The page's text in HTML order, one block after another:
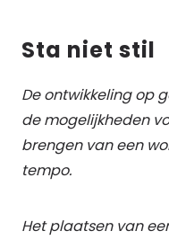
Sta niet stil
De ontwikkeling op
de mogelijkheden
brengen van een
tempo.
Het plaatsen van